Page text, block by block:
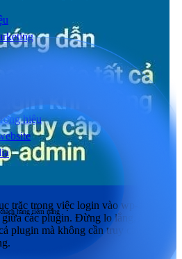
cuối tương tác với sản phẩm & dịch vụ
hiệu
hàng tiềm năng
trặc trong việc login vào wp-admin
các plugin. Đừng lo lắng, chúng
plugin mà không cần truy cập vào